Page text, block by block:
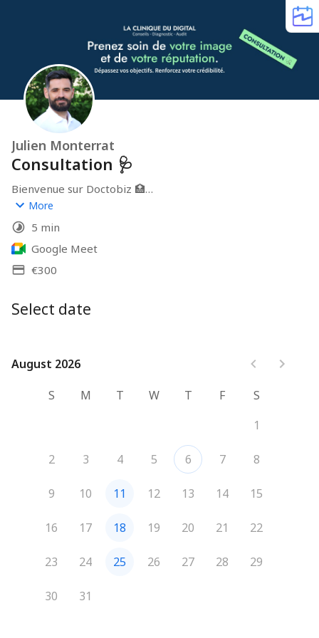
Julien Monterrat
Consultation 🩺
Bienvenue sur Doctobiz 🏥
Vous souhaitez une consultation à propos de la santé
digitale de votre business. Je vous propose une visio
d'1h00 pour vous apporter des conseils concrets pour
améliorer votre visibilité rapidement.
More
5 min
Google Meet
€300
Select date
August 2026
August 2026
S
M T W T F
S
1
2 3 4 5 6 7 8
9 10 11 12 13 14 15
16 17 18 19 20 21 22
23 24 25 26 27 28 29
30 31